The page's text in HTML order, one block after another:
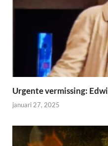
Urgente vermissing:
januari 27, 2025